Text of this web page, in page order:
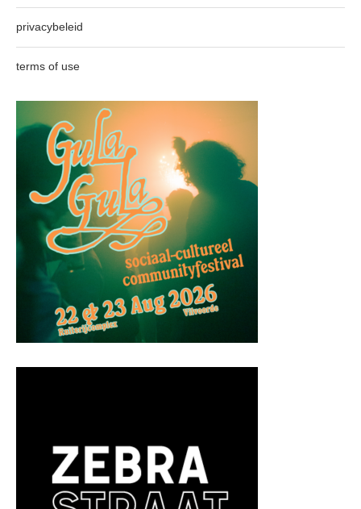
privacybeleid
terms of use